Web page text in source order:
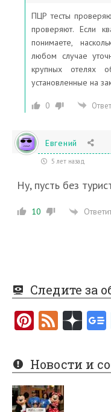
ПЦР тесты
проверяют. Если
понимаете,
любом случае
крупных отелях
установленные на
0
Евгений
5 лет назад
Ну, пусть без
10
Следите за
Pi
er
es
t
F
e
d
Новости и